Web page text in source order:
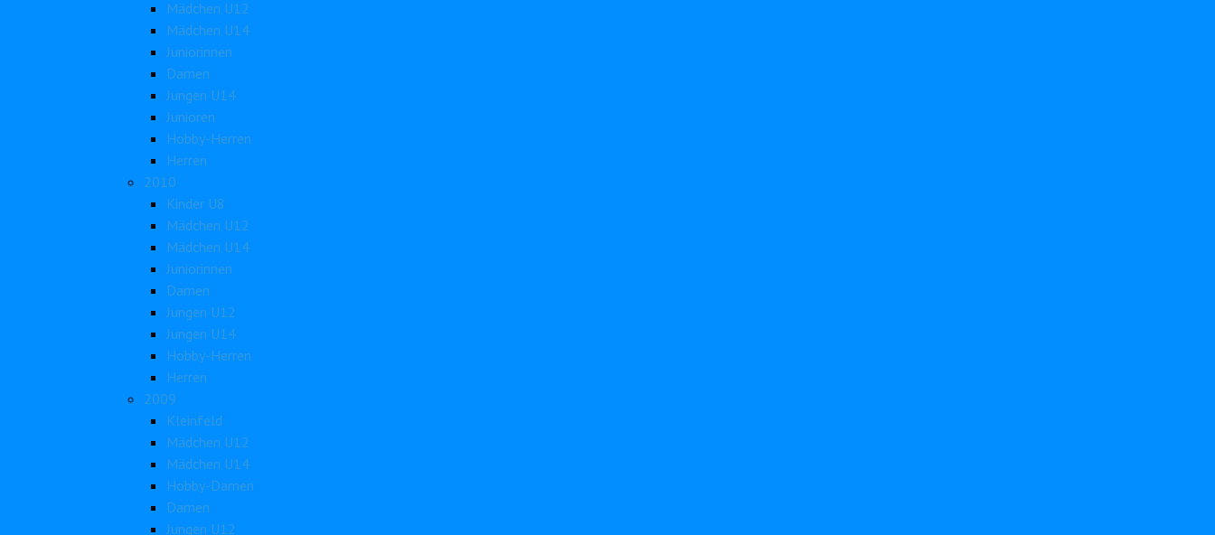
Mädchen U12
Mädchen U14
Juniorinnen
Damen
Jungen U14
Junioren
Hobby-Herren
Herren
2010
Kinder U8
Mädchen U12
Mädchen U14
Juniorinnen
Damen
Jungen U12
Jungen U14
Hobby-Herren
Herren
2009
Kleinfeld
Mädchen U12
Mädchen U14
Hobby-Damen
Damen
Jungen U12